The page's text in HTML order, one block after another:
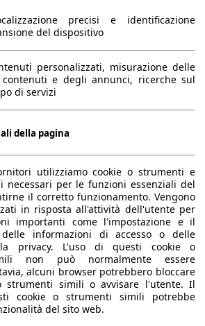
4640 mm
1440 mm
2020 mm
2820 mm
-
4
5
-
freni) -
freni)
1600 kg
480 l
133 g/km (komb.)
6.7 l/100km
precisi e identificazione
del dispositivo
personalizzati, misurazione delle
e degli annunci, ricerche sul
di servizi
della pagina
utilizziamo cookie o strumenti e
necessari per le funzioni essenziali del
il corretto funzionamento. Vengono
in risposta all'attività dell'utente per
importanti come l'impostazione e il
delle informazioni di accesso o delle
privacy. L'uso di questi cookie o
non può normalmente essere
alcuni browser potrebbero bloccare
strumenti simili o avvisare l'utente. Il
cookie o strumenti simili potrebbe
del sito web.